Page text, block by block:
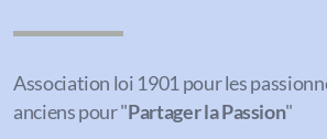
Association loi 1901 pour les
anciens pour "Partager la Passion"